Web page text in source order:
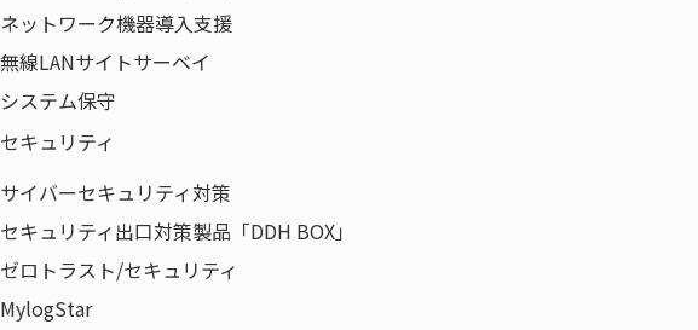
ネットワーク機器導入支援
無線LANサイトサーベイ
システム保守
セキュリティ
サイバーセキュリティ対策
セキュリティ出口対策製品「DDH BOX」
ゼロトラスト/セキュリティ
MylogStar